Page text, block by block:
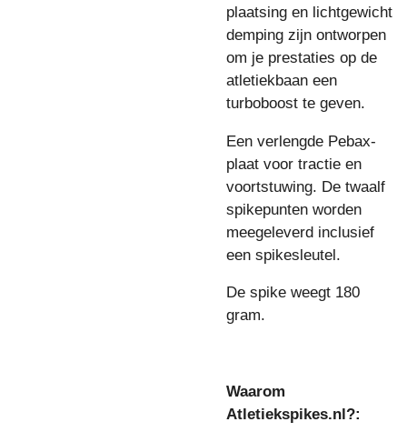
plaatsing en lichtgewicht
demping zijn ontworpen
om je prestaties op de
atletiekbaan een
turboboost te geven.
Een verlengde Pebax-
plaat voor tractie en
voortstuwing. De twaalf
spikepunten worden
meegeleverd inclusief
een spikesleutel.
De spike weegt 180
gram.
Waarom
Atletiekspikes.nl?: